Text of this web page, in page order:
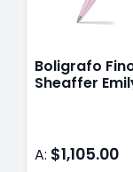
Boligrafo
Sheaffer
A: $1,105.00